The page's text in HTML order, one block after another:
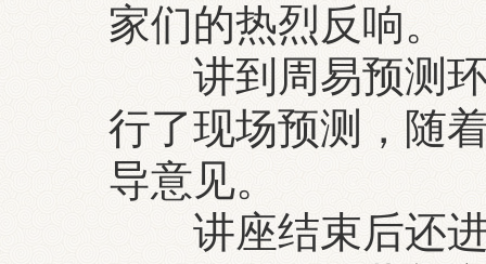
家们的热烈反响。
讲到周易预测环
行了现场预测，随
导意见。
讲座结束后还进